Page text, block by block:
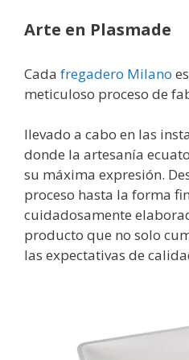
Arte en Plasmade
Cada fregadero Milano
meticuloso proceso de
llevado a cabo en las
donde la artesanía
su máxima expresión.
proceso hasta la forma
cuidadosamente
producto que no solo
las expectativas de